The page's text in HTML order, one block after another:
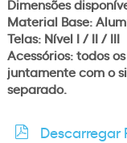
Dimensões
Material Base:
Telas: Nível I / II / III
Acessórios: todos
juntamente com o
separado.
Descarregar